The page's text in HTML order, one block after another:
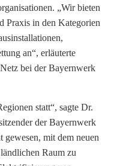
„Wir bieten
Praxis in den Kategorien
an“, erläuterte
bei der Bayernwerk
statt“, sagte Dr.
der Bayernwerk
gewesen, mit dem neuen
Raum zu